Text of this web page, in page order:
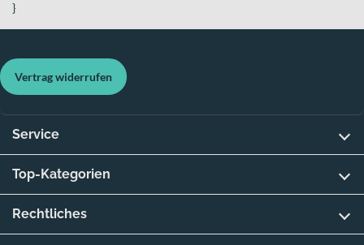
}
Vertrag widerrufen
Service
Top-Kategorien
Rechtliches